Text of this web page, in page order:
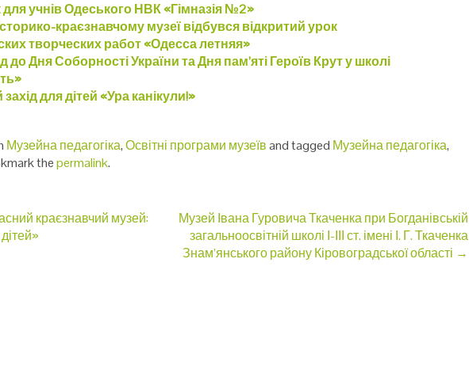
для учнів Одеського НВК «Гімназія №2»
краєзнавчому музеї відбувся відкритий урок
творческих работ «Одесса летняя»
до Дня Соборності України та Дня пам’яті Героїв Крут у школі
для дітей «Ура канікули!»
Музейна педагогіка,Освітні програми музеївand tagged Музейна педагогіка,
thepermalink.
краєзнавчий музей:
Музей Івана Гуровича Ткаченка при Богданівській
загальноосвітній школі І-ІІІ ст. імені І. Г. Ткаченка
Знам’янського району Кіровоградської області →